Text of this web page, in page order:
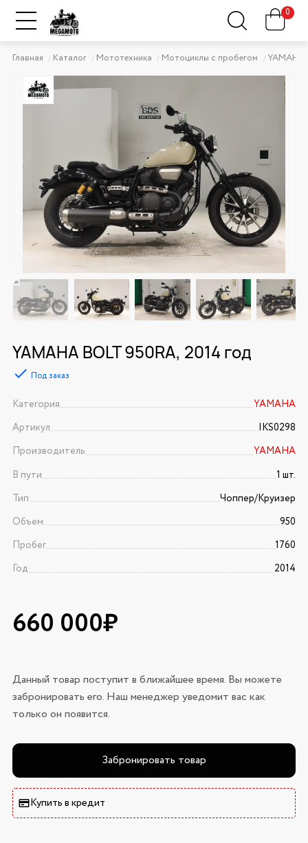
0
Главная Каталог Мототехника Мотоциклы с пробегом YAMAHA
YAMAHA BOLT 950RA, 2014 год
Под заказ
Категория
YAMAHA
Артикул
IKS0298
Производитель
YAMAHA
В пути
1 шт.
Тип
Чоппер/Круизер
Объем
950
Пробег
1760
Год
2014
660 000₽
Данный товар поступит в ближайшее время. Вы можете
забронировать его. Наш менеджер уведомит вас как
только он появится.
Забронировать товар
Купить в кредит